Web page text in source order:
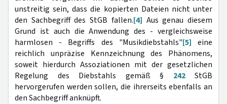
unstreitig sein, dass die kopierten Dateien nicht unter
den Sachbegriff des StGB fallen.[4] Aus genau diesem
Grund ist auch die Anwendung des - vergleichsweise
harmlosen - Begriffs des "Musikdiebstahls"[5] eine
reichlich unpräzise Kennzeichnung des Phänomens,
soweit hierdurch Assoziationen mit der gesetzlichen
Regelung des Diebstahls gemäß § 242StGB
hervorgerufen werden sollen, die ihrerseits ebenfalls an
den Sachbegriff anknüpft.